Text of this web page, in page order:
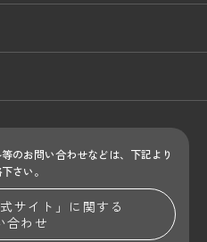
のお問い合わせなどは、下記より
さい。
サイト」に関する
合わせ